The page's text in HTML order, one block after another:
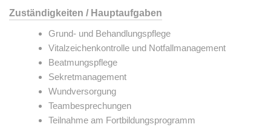
Zuständigkeiten / Hauptaufgaben
Grund- und Behandlungspflege
Vitalzeichenkontrolle und Notfallmanagement
Beatmungspflege
Sekretmanagement
Wundversorgung
Teambesprechungen
Teilnahme am Fortbildungsprogramm